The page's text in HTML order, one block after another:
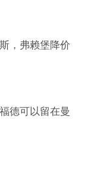
，弗赖堡降价
德可以留在曼